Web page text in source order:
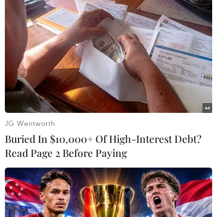
Hành động vì người Cao tuổi
Khơi dậy tinh thần "tuổi cao chí
khí càng cao" trong giai đoạn phát triển mới
Hội nghị biểu dương người cao tuổi tiêu biểu
toàn quốc
Già hóa dân số: Không thể chỉ dựa vào gia đình
trong chăm sóc người cao tuổi
Phó Thủ tướng Lê Thành Long: Chuyển mạnh tư
duy chính sách, chăm lo người cao tuổi
Hà Nội triển khai chương trình "Mắt sáng cho
JG Wentworth
Buried In $10,000+ Of High-Interest Debt?
Read Page 2 Before Paying